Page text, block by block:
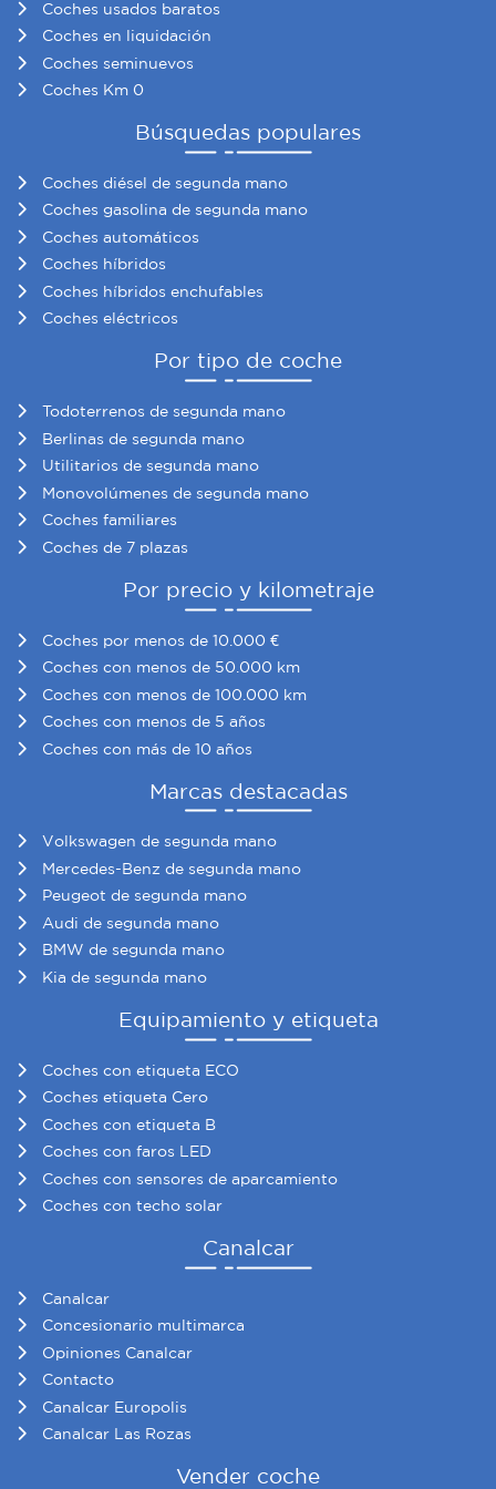
información sobre el uso que haga del sitio web con
nuestros partners de redes sociales, publicidad y análisis
web, quienes pueden combinarla con otra información
que les haya proporcionado o que hayan recopilado a
Coches usados baratos
Coches en liquidación
Coches seminuevos
Coches Km 0
Búsquedas populares
Coches diésel de segunda mano
Coches gasolina de segunda mano
Coches automáticos
Coches híbridos
Coches híbridos enchufables
Coches eléctricos
Por tipo de coche
Todoterrenos de segunda mano
Berlinas de segunda mano
Utilitarios de segunda mano
Monovolúmenes de segunda mano
Coches familiares
Coches de 7 plazas
Por precio y kilometraje
Coches por menos de 10.000 €
Coches con menos de 50.000 km
Coches con menos de 100.000 km
Coches con menos de 5 años
Coches con más de 10 años
Marcas destacadas
Volkswagen de segunda mano
Mercedes-Benz de segunda mano
Peugeot de segunda mano
Audi de segunda mano
BMW de segunda mano
Kia de segunda mano
Equipamiento y etiqueta
Coches con etiqueta ECO
Coches etiqueta Cero
Coches con etiqueta B
Coches con faros LED
Coches con sensores de aparcamiento
Coches con techo solar
Canalcar
Canalcar
Concesionario multimarca
Opiniones Canalcar
Contacto
Canalcar Europolis
Canalcar Las Rozas
Vender coche